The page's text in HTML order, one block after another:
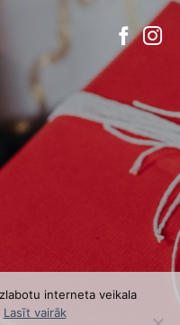
interneta veikala
Lasīt vairāk